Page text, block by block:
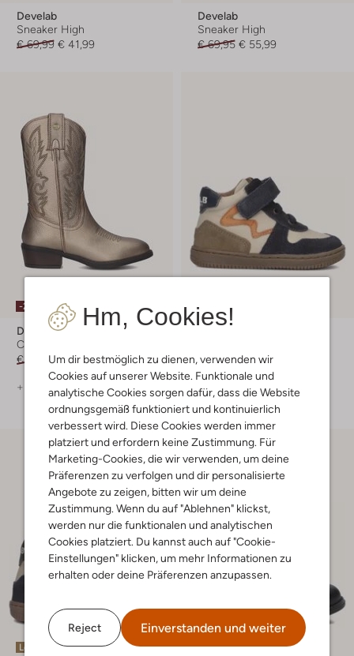
Hm, Cookies!
Um dir bestmöglich zu dienen, verwenden wir
Cookies auf unserer Website. Funktionale und
analytische Cookies sorgen dafür, dass die Website
ordnungsgemäß funktioniert und kontinuierlich
verbessert wird. Diese Cookies werden immer
platziert und erfordern keine Zustimmung. Für
Marketing-Cookies, die wir verwenden, um deine
Präferenzen zu verfolgen und dir personalisierte
Angebote zu zeigen, bitten wir um deine
Zustimmung. Wenn du auf "Ablehnen" klickst,
werden nur die funktionalen und analytischen
Cookies platziert. Du kannst auch auf "Cookie-
Einstellungen" klicken, um mehr Informationen zu
erhalten oder deine Präferenzen anzupassen.
Reject Einverstanden und weiter
Develab
Sneaker High
€ 69,99 € 41,99
Develab
Sneaker High
€ 69,95 € 55,99
-20%
Develab
Cowboystiefel
€ 119,99 € 95,99
+ mehr farben
€ 69,95 € 55,99
+ mehr farben
Letzte Größen
Letzte Größen